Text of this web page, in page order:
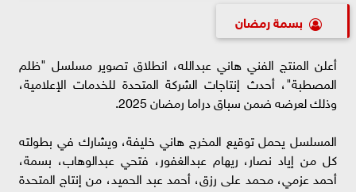
بسمة رمضان
أعلن المنتج الفني هاني عبدالله، انطلاق تصوير مسلسل "ظلم
المصطبة"، أحدث إنتاجات الشركة المتحدة للخدمات الإعلامية،
وذلك لعرضه ضمن سباق دراما رمضان 2025.
المسلسل يحمل توقيع المخرج هاني خليفة، ويشارك في بطولته
كل من إياد نصار، ريهام عبدالغفور، فتحي عبدالوهاب، بسمة،
أحمد عزمي، محمد على رزق، أحمد عبد الحميد، من إنتاج المتحدة